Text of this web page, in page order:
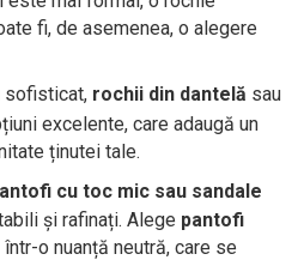
fi, de asemenea, o alegere
sofisticat, rochii din dantelă sau
excelente, care adaugă un
ținutei tale.
cu toc mic sau sandale
și rafinați. Alege pantofi
într-o nuanță neutră, care se